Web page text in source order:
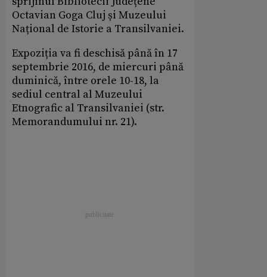
Octavian Goga Cluj și Muzeului
Național de Istorie a Transilvaniei.
Expoziția va fi deschisă până în 17
septembrie 2016, de miercuri până
duminică, între orele 10-18, la
sediul central al Muzeului
Etnografic al Transilvaniei (str.
Memorandumului nr. 21).